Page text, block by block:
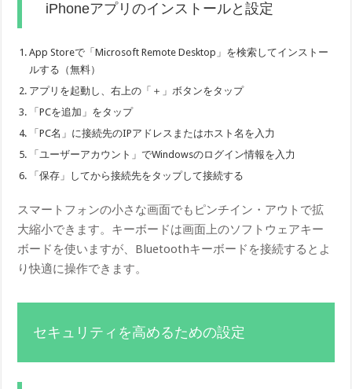
iPhoneアプリのインストールと設定
App Storeで「Microsoft Remote Desktop」を検索してインストー
ルする（無料）
アプリを起動し、右上の「＋」ボタンをタップ
「PCを追加」をタップ
「PC名」に接続先のIPアドレスまたはホスト名を入力
「ユーザーアカウント」でWindowsのログイン情報を入力
「保存」してから接続先をタップして接続する
スマートフォンの小さな画面でもピンチイン・アウトで拡
大縮小できます。キーボードは画面上のソフトウェアキー
ボードを使いますが、Bluetoothキーボードを接続するとよ
り快適に操作できます。
セキュリティを高めるための設定